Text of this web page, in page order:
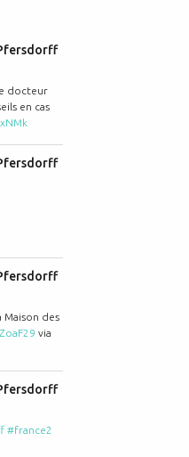
l'allaitement versus PPN
docteur
en cas
Maison des
via
#france2